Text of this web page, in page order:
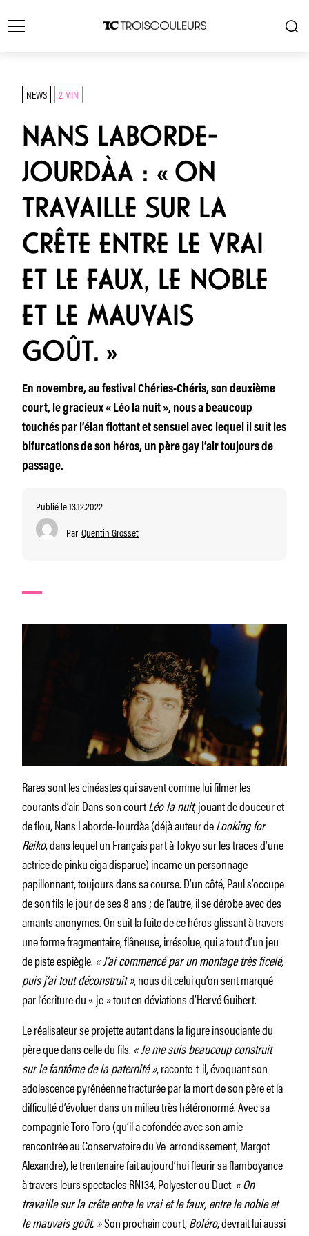
NEWS 2 MIN
NANS LABORDE-
JOURDÀA : « ON
TRAVAILLE SUR LA
CRÊTE ENTRE LE VRAI
ET LE FAUX, LE NOBLE
ET LE MAUVAIS
GOÛT. »
En novembre, au festival Chéries-Chéris, son deuxième
court, le gracieux « Léo la nuit », nous a beaucoup
touchés par l’élan flottant et sensuel avec lequel il suit les
bifurcations de son héros, un père gay l’air toujours de
passage.
Publié le 13.12.2022
Par Quentin Grosset
Rares sont les cinéastes qui savent comme lui filmer les
courants d’air. Dans son courtLéo la nuit, jouant de douceur et
de flou, Nans Laborde-Jourdàa (déjà auteur deLooking for
Reiko, dans lequel un Français part à Tokyo sur les traces d’une
actrice de pinku eiga disparue) incarne un personnage
papillonnant, toujours dans sa course. D’un côté, Paul s’occupe
de son fils le jour de ses 8 ans ; de l’autre, il se dérobe avec des
amants anonymes. On suit la fuite de ce héros glissant à travers
une forme fragmentaire, flâneuse, irrésolue, qui a tout d’un jeu
de piste espiègle. « J’ai commencé par un montage très ficelé,
puis j’ai tout déconstruit », nous dit celui qu’on sent marqué
par l’écriture du « je » tout en déviations d’Hervé Guibert.
Le réalisateur se projette autant dans la figure insouciante du
père que dans celle du fils. « Je me suis beaucoup construit
sur le fantôme de la paternité », raconte-t-il, évoquant son
adolescence pyrénéenne fracturée par la mort de son père et la
difficulté d’évoluer dans un milieu très hétéronormé. Avec sa
compagnie Toro Toro (qu’il a cofondée avec son amie
rencontrée au Conservatoire du Ve arrondissement, Margot
Alexandre), le trentenaire fait aujourd’hui fleurir sa flamboyance
à travers leurs spectacles RN134, Polyester ou Duet. « On
travaille sur la crête entre le vrai et le faux, entre le noble et
le mauvais goût. »Son prochain court,Boléro, devrait lui aussi